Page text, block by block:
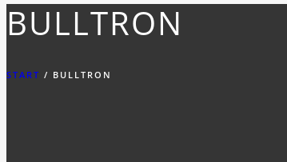
BULLTRON
START / BULLTRON